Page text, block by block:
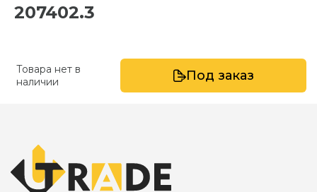
207402.3
Товара нет в
наличии
Под заказ